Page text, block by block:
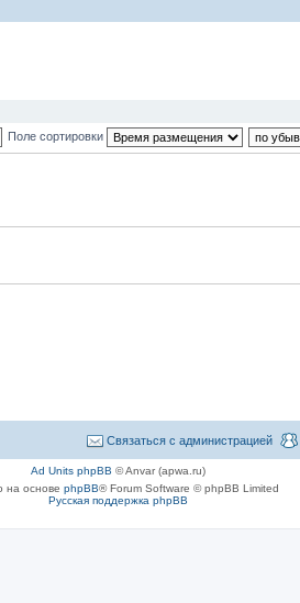
Поле сортировки
Связаться с администрацией
Ad Units phpBB © Anvar (apwa.ru)
на основе phpBB® Forum Software © phpBB Limited
Русская поддержка phpBB